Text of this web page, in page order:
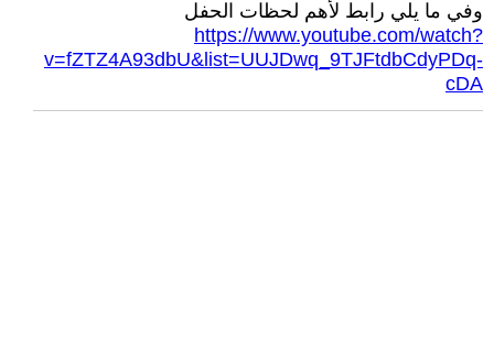
وفي ما يلي رابط لأهم لحظات الحفل
https://www.youtube.com/watch?
v=fZTZ4A93dbU&list=UUJDwq_9TJFtdbCdyPDq-
cDA